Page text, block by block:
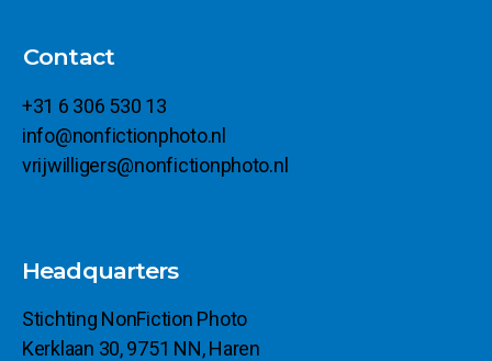
Contact
+31 6 306 530 13
info@nonfictionphoto.nl
vrijwilligers@nonfictionphoto.nl
Headquarters
Stichting NonFiction Photo
Kerklaan 30, 9751 NN, Haren